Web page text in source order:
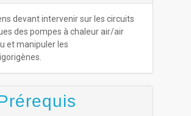
devant intervenir sur les circuits
des pompes à chaleur air/air
et manipuler les